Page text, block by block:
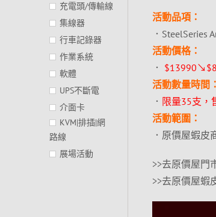
活動品項：
．SteelSeries
活動價格：
．
活動數量時間：
． 限量35支，
活動範圍：
．原價屋蝦皮
>>去原價屋門
>>去原價屋蝦
充電頭/傳輸線
集線器
行車記錄器
作業系統
軟體
UPS不斷電
介面卡
KVM|排插|網
路線
展場活動